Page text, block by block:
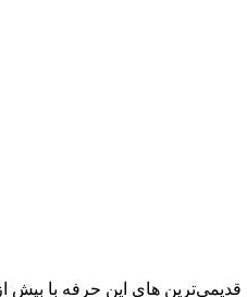
از قدیمی‌ترین های این حرفه با بیش